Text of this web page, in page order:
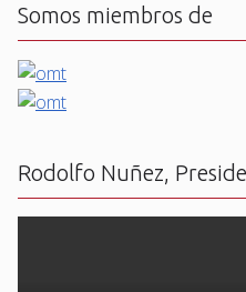
Somos miembros de
Rodolfo Nuñez,